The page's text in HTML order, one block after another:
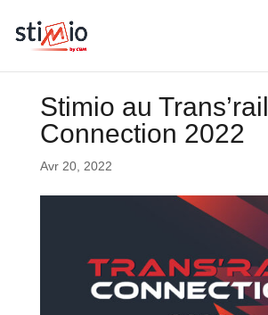
Stimio au Trans’rail
Connection 2022
Avr 20, 2022